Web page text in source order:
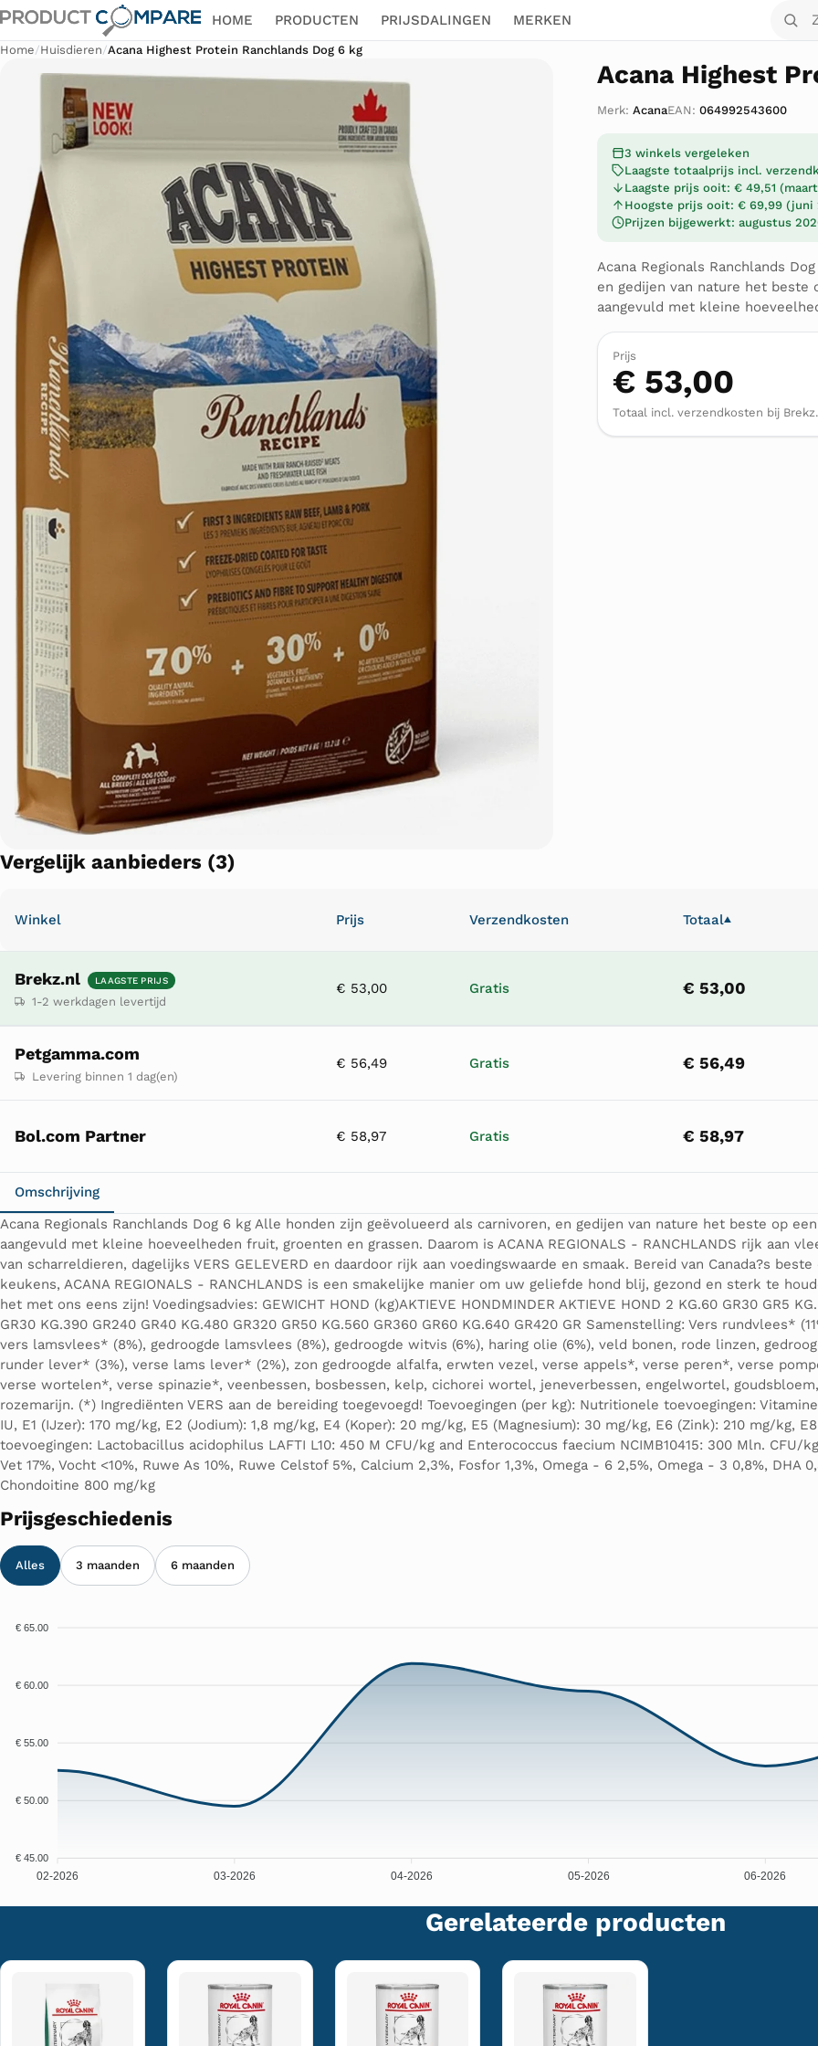
HOME PRODUCTEN PRIJSDALINGEN MERKEN
Zoek
Home/Huisdieren/Acana Highest Protein Ranchlands Dog 6 kg
Acana Highest
Merk: AcanaEAN: 064992543600
3 winkels vergeleken
Laagste totaalprijs incl.
Laagste prijs ooit: € 49,51
Hoogste prijs ooit: € 69,99 (juni
Prijzen bijgewerkt: augustus
Acana Regionals Ranchlands
en gedijen van nature het beste
aangevuld met kleine
Prijs
€ 53,00
Totaal incl. verzendkosten bij
Vergelijk aanbieders (3)
Winkel Prijs Verzendkosten Totaal▲
Brekz.nl LAAGSTE PRIJS
1-2 werkdagen levertijd
€ 53,00 Gratis € 53,00
Petgamma.com
Levering binnen 1 dag(en)
€ 56,49 Gratis € 56,49
Bol.com Partner € 58,97 Gratis € 58,97
Omschrijving
Acana Regionals Ranchlands Dog 6 kg Alle honden zijn geëvolueerd als carnivoren, en gedijen van nature het beste op
aangevuld met kleine hoeveelheden fruit, groenten en grassen. Daarom is ACANA REGIONALS - RANCHLANDS rijk aan
van scharreldieren, dagelijks VERS GELEVERD en daardoor rijk aan voedingswaarde en smaak. Bereid van Canada?s
keukens, ACANA REGIONALS - RANCHLANDS is een smakelijke manier om uw geliefde hond blij, gezond en sterk te
het met ons eens zijn! Voedingsadvies: GEWICHT HOND (kg)AKTIEVE HONDMINDER AKTIEVE HOND 2 KG.60 GR30 GR5
GR30 KG.390 GR240 GR40 KG.480 GR320 GR50 KG.560 GR360 GR60 KG.640 GR420 GR Samenstelling: Vers rundvlees*
vers lamsvlees* (8%), gedroogde lamsvlees (8%), gedroogde witvis (6%), haring olie (6%), veld bonen, rode linzen,
runder lever* (3%), verse lams lever* (2%), zon gedroogde alfalfa, erwten vezel, verse appels*, verse peren*, verse
verse wortelen*, verse spinazie*, veenbessen, bosbessen, kelp, cichorei wortel, jeneverbessen, engelwortel,
rozemarijn. (*) Ingrediënten VERS aan de bereiding toegevoegd! Toevoegingen (per kg): Nutritionele toevoegingen:
IU, E1 (IJzer): 170 mg/kg, E2 (Jodium): 1,8 mg/kg, E4 (Koper): 20 mg/kg, E5 (Magnesium): 30 mg/kg, E6 (Zink): 210 mg/kg,
toevoegingen: Lactobacillus acidophilus LAFTI L10: 450 M CFU/kg and Enterococcus faecium NCIMB10415: 300 Mln. CFU/
Vet 17%, Vocht <10%, Ruwe As 10%, Ruwe Celstof 5%, Calcium 2,3%, Fosfor 1,3%, Omega - 6 2,5%, Omega - 3 0,8%, DHA
Chondoitine 800 mg/kg
Prijsgeschiedenis
Alles 3 maanden 6 maanden
€ 65.00
€ 60.00
€ 55.00
€ 50.00
€ 45.00
02-2026 03-2026 04-2026 05-2026 06-2026
Gerelateerde producten